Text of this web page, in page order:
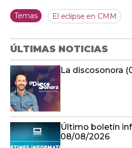
Temas El eclipse en CMM
ÚLTIMAS NOTICIAS
La discosonora
Último boletín
08/08/2026